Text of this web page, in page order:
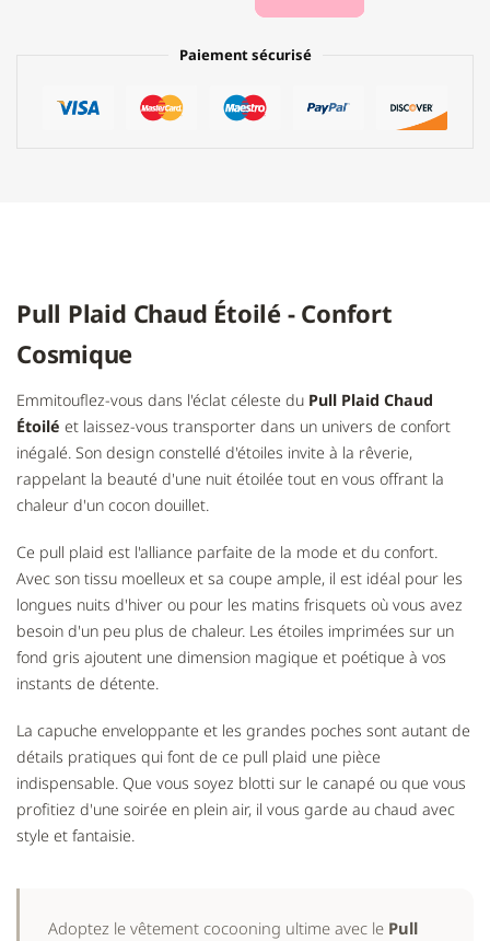
Paiement sécurisé
Pull Plaid Chaud Étoilé - Confort
Cosmique
Emmitouflez-vous dans l'éclat céleste du Pull Plaid Chaud
Étoilé et laissez-vous transporter dans un univers de confort
inégalé. Son design constellé d'étoiles invite à la rêverie,
rappelant la beauté d'une nuit étoilée tout en vous offrant la
chaleur d'un cocon douillet.
Ce pull plaid est l'alliance parfaite de la mode et du confort.
Avec son tissu moelleux et sa coupe ample, il est idéal pour les
longues nuits d'hiver ou pour les matins frisquets où vous avez
besoin d'un peu plus de chaleur. Les étoiles imprimées sur un
fond gris ajoutent une dimension magique et poétique à vos
instants de détente.
La capuche enveloppante et les grandes poches sont autant de
détails pratiques qui font de ce pull plaid une pièce
indispensable. Que vous soyez blotti sur le canapé ou que vous
profitiez d'une soirée en plein air, il vous garde au chaud avec
style et fantaisie.
Adoptez le vêtement cocooning ultime avec le Pull